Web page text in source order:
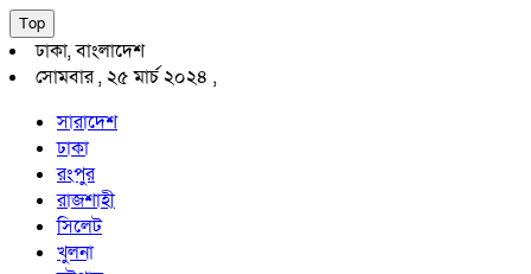
Top
ঢাকা, বাংলাদেশ
সোমবার , ২৫ মার্চ ২০২৪ ,
সারাদেশ
ঢাকা
রংপুর
রাজশাহী
সিলেট
খুলনা